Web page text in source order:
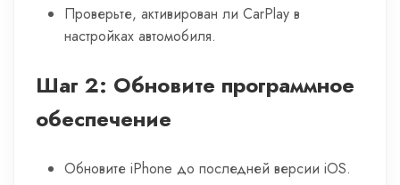
Проверьте, активирован ли CarPlay в
настройках автомобиля.
Шаг 2: Обновите программное
обеспечение
Обновите iPhone до последней версии iOS.